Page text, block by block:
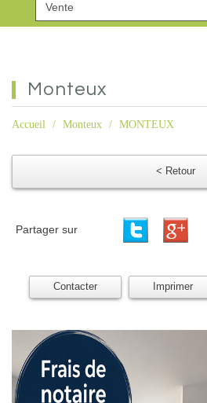
Vente
monteux
Accueil Monteux MONTEUX
< Retour
Partager sur
Contacter Imprimer